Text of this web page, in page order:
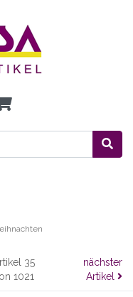
35
1021
nächster
Artikel